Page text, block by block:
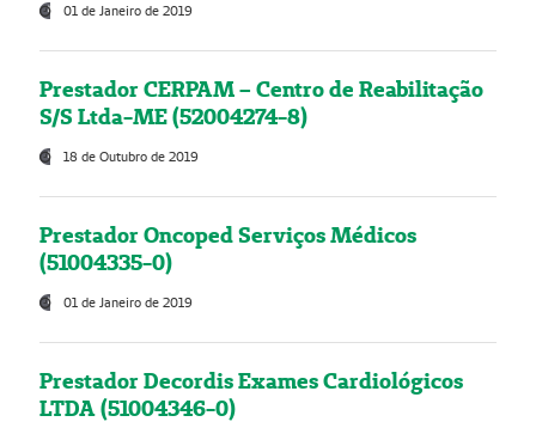
01 de Janeiro de 2019
Prestador CERPAM – Centro de Reabilitação
S/S Ltda-ME (52004274-8)
18 de Outubro de 2019
Prestador Oncoped Serviços Médicos
(51004335-0)
01 de Janeiro de 2019
Prestador Decordis Exames Cardiológicos
LTDA (51004346-0)